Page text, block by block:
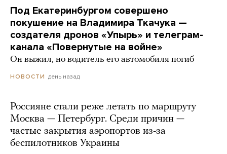
Под Екатеринбургом совершено
покушение на Владимира Ткачука —
создателя дронов «Упырь» и телеграм-
канала «Повернутые на войне»
Он выжил, но водитель его автомобиля погиб
НОВОСТИ день назад
Россияне стали реже летать по маршруту
Москва — Петербург. Среди причин —
частые закрытия аэропортов из-за
беспилотников Украины